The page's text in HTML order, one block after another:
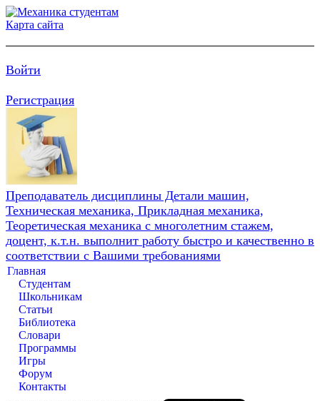
Карта сайта
Войти
Регистрация
Преподаватель дисциплины Детали машин,
Техническая механика, Прикладная механика,
Теоретическая механика с многолетним стажем,
доцент, к.т.н. выполнит работу быстро и качественно в
соответствии с Вашими требованиями
Главная
Студентам
Школьникам
Статьи
Библиотека
Словари
Программы
Игры
Форум
Контакты